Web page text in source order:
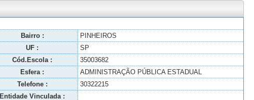
Bairro :
PINHEIROS
UF :
SP
Cód.Escola :
35003682
Esfera :
ADMINISTRAÇÃO PÚBLICA ESTADUAL
Telefone :
30322215
Entidade Vinculada :